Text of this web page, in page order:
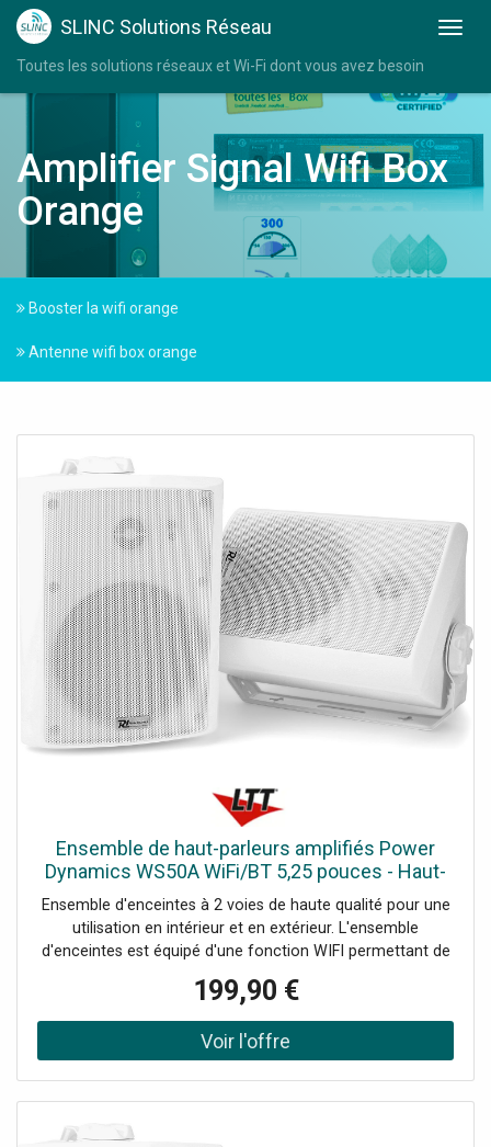
SLINC Solutions Réseau
Toutes les solutions réseaux et Wi-Fi dont vous avez besoin
Amplifier Signal Wifi Box
Orange
Booster la wifi orange
Antenne wifi box orange
Ensemble de haut-parleurs amplifiés Power
Dynamics WS50A WiFi/BT 5,25 pouces - Haut-
parleurs d'installation
Ensemble d'enceintes à 2 voies de haute qualité pour une
utilisation en intérieur et en extérieur. L'ensemble
d'enceintes est équipé d'une fonction WIFI permettant de
domestique et de diffuser de la musique avec n'importe
quel lecteur compatible Airplay, DLNA (Android) ou Qplay.
Vous pouvez combiner plusieurs ensembles d'enceintes
pour une configuration multi-pièces. Un récepteur BT est
multiroom, Récepteur BT pour le streaming audio, Classé
199,90 €